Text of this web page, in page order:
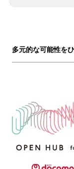
多元的な可能性を